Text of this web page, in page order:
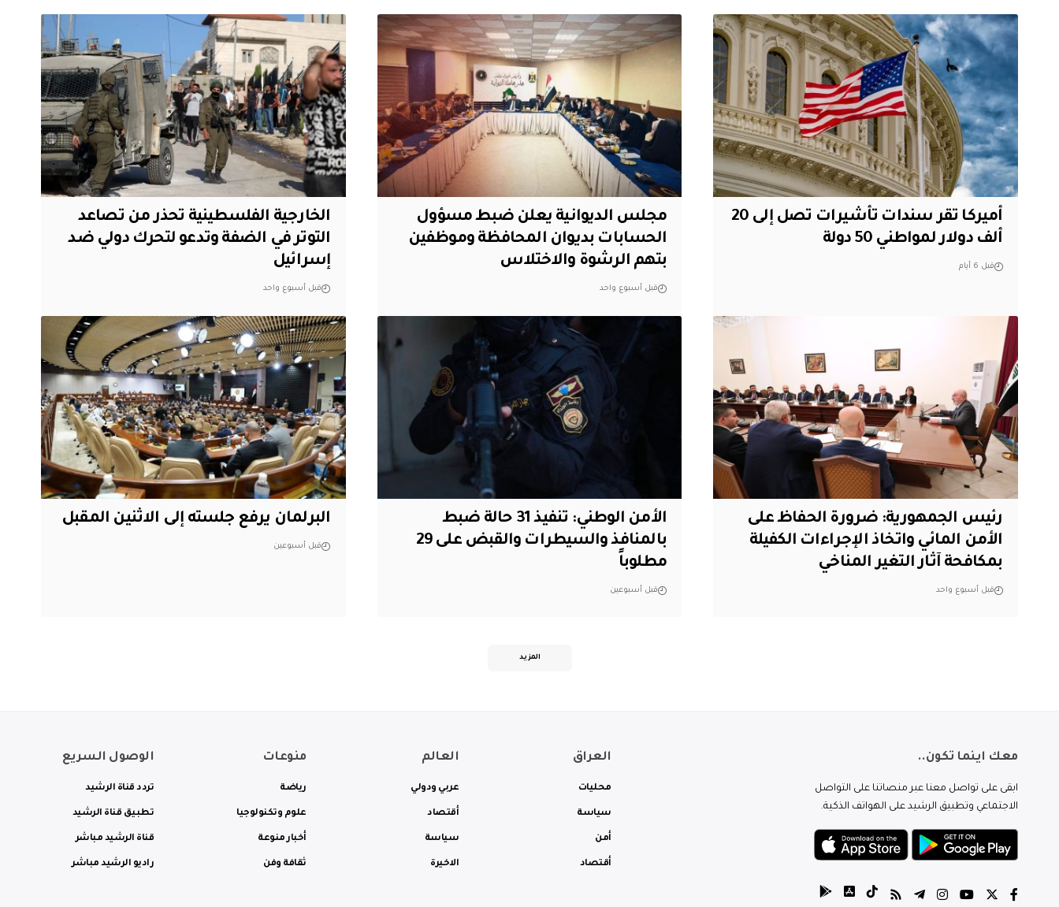
أميركا تقر سندات تأشيرات تصل إلى 20
ألف دولار لمواطني 50 دولة
قبل 6 أيام
مجلس الديوانية يعلن ضبط مسؤول
الحسابات بديوان المحافظة وموظفين
بتهم الرشوة والاختلاس
قبل أسبوع واحد
الخارجية الفلسطينية تحذر من تصاعد
التوتر في الضفة وتدعو لتحرك دولي ضد
إسرائيل
قبل أسبوع واحد
رئيس الجمهورية: ضرورة الحفاظ على
الأمن المائي واتخاذ الإجراءات الكفيلة
بمكافحة آثار التغير المناخي
قبل أسبوع واحد
الأمن الوطني: تنفيذ 31 حالة ضبط
بالمنافذ والسيطرات والقبض على 29
مطلوباً
قبل أسبوعين
البرلمان يرفع جلسته إلى الاثنين المقبل
قبل أسبوعين
المزيد
معك اينما تكون..
ابقى على تواصل معنا عبر منصاتنا على التواصل
الاجتماعي وتطبيق الرشيد على الهواتف الذكية.
العراق
محليات
سياسة
أمن
أقتصاد
العالم
عربي ودولي
أقتصاد
سياسة
الاخيرة
منوعات
رياضة
علوم وتكنولوجيا
أخبار منوعة
ثقافة وفن
الوصول السريع
تردد قناة الرشيد
تطبيق قناة الرشيد
قناة الرشيد مباشر
راديو الرشيد مباشر